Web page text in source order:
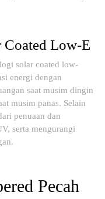
Coated Low-E
solar coated low-
energi dengan
saat musim dingin
musim panas. Selain
penuaan dan
serta mengurangi
Pecah